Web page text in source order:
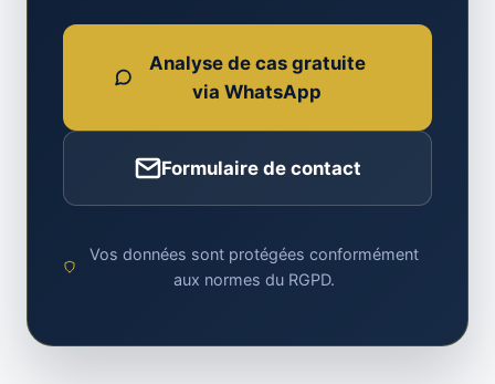
Analyse de cas gratuite
via WhatsApp
Formulaire de contact
Vos données sont protégées conformément
aux normes du RGPD.